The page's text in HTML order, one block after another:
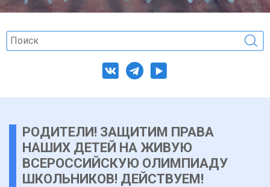
РОДИТЕЛИ! ЗАЩИТИМ ПРАВА
НАШИХ ДЕТЕЙ НА ЖИВУЮ
ВСЕРОССИЙСКУЮ ОЛИМПИАДУ
ШКОЛЬНИКОВ! ДЕЙСТВУЕМ!